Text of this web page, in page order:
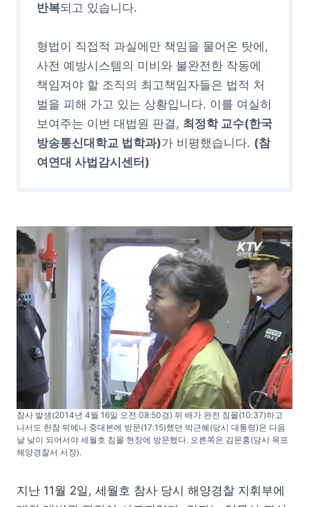
반복되고 있습니다.
형법이 직접적 과실에만 책임을 물어온 탓에,
사전 예방시스템의 미비와 불완전한 작동에
책임져야 할 조직의 최고책임자들은 법적 처
벌을 피해 가고 있는 상황입니다. 이를 여실히
보여주는 이번 대법원 판결, 최정학 교수(한국
방송통신대학교 법학과)가 비평했습니다. (참
여연대 사법감시센터)
참사 발생(2014년 4월 16일 오전 08:50경) 뒤 배가 완전 침몰(10:37)하고
나서도 한참 뒤에나 중대본에 방문(17:15)했던 박근혜(당시 대통령)은 다음
날 낮이 되어서야 세월호 침몰 현장에 방문했다. 오른쪽은 김문홍(당시 목포
해양경찰서 서장).
지난 11월 2일, 세월호 참사 당시 해양경찰 지휘부에